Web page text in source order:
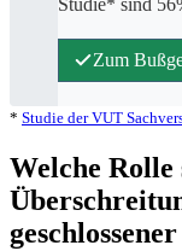
Studie* sind
Zum
* Studie der VUT
Welche